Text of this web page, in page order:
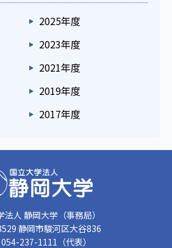
2025年度
2023年度
2021年度
2019年度
2017年度
法人 静岡大学（事務局）
静岡市駿河区大谷836
237-1111（代表）